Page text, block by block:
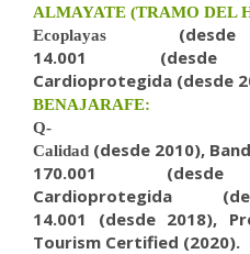
ALMAYATE (TRAMO DEL
Ecoplayas
14.001 (desde
Cardioprotegida (desde
BENAJARAFE:
Q-
Calidad (desde 2010),
170.001
Cardioprotegida
14.001 (desde2018),
Tourism Certified (2020).